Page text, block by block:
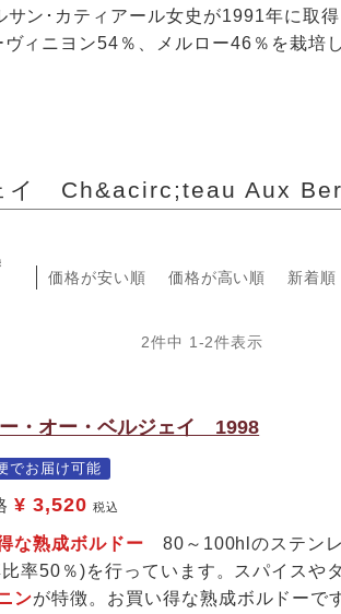
サン･カティアール女史が1991年に取
ィニヨン54％、メルロー46％を栽培
イ Ch&acirc;teau Aux
価格が安い順 価格が高い順 新着順
2件中 1 -2件表示
・オー・ベルジェイ 1998
でお届け可能
¥ 3,520 税込
な熟成ボルドー 80～100hlのステン
率50％)を行っています。スパイスや
ンが特徴。お買い得な熟成ボルドーで